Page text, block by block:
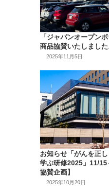
「ジャパンオープン
商品協賛いたしました
2025年11月5日
お知らせ「がんを正
学ぶ研修2025」11/
協賛企画】
2025年10月20日